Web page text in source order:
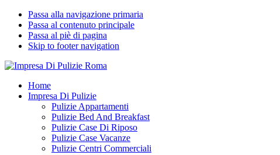
Passa alla navigazione primaria
Passa al contenuto principale
Passa al piè di pagina
Skip to footer navigation
Impresa Di Pulizie Roma
✅ Abitazioni e Attività Commerciali
Home
Impresa Di Pulizie
Pulizie Appartamenti
Pulizie Bed And Breakfast
Pulizie Case Di Riposo
Pulizie Case Vacanze
Pulizie Centri Commerciali